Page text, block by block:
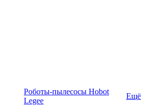
Роботы-пылесосы Hobot
Legee
Ещё